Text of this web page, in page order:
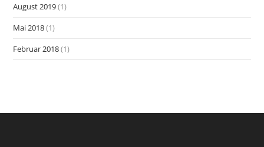
August 2019(1)
Mai 2018(1)
Februar 2018(1)